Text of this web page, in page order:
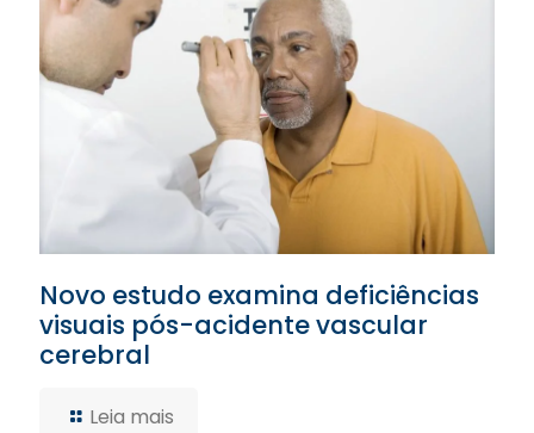
Novo estudo examina deficiências
visuais pós-acidente vascular
cerebral
Leia mais